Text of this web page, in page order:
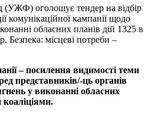
оголошує тендер на відбір
комунікаційної кампанії щодо
обласних планів дій 1325 в
місцеві потреби –
– посилення видимості теми
представників/-ць органів
у виконанні обласних
коаліціями.